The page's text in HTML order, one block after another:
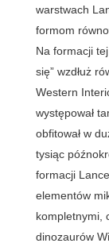
warstwach
formom
Na formacji
się” wzdłuż
Western
występował
obfitował w
tysiąc
formacji
elementów
kompletnymi,
dinozaurów